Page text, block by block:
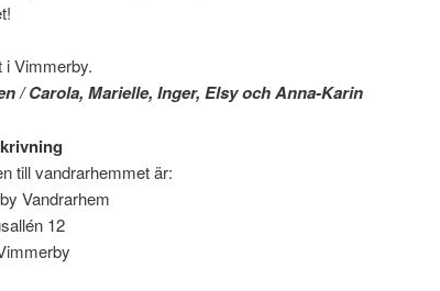
i Vimmerby.
/ Carola, Marielle, Inger, Elsy och Anna-Karin
till vandrarhemmet är:
Vandrarhem
12